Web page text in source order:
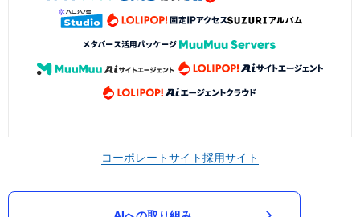
コーポレートサイト採用サイト